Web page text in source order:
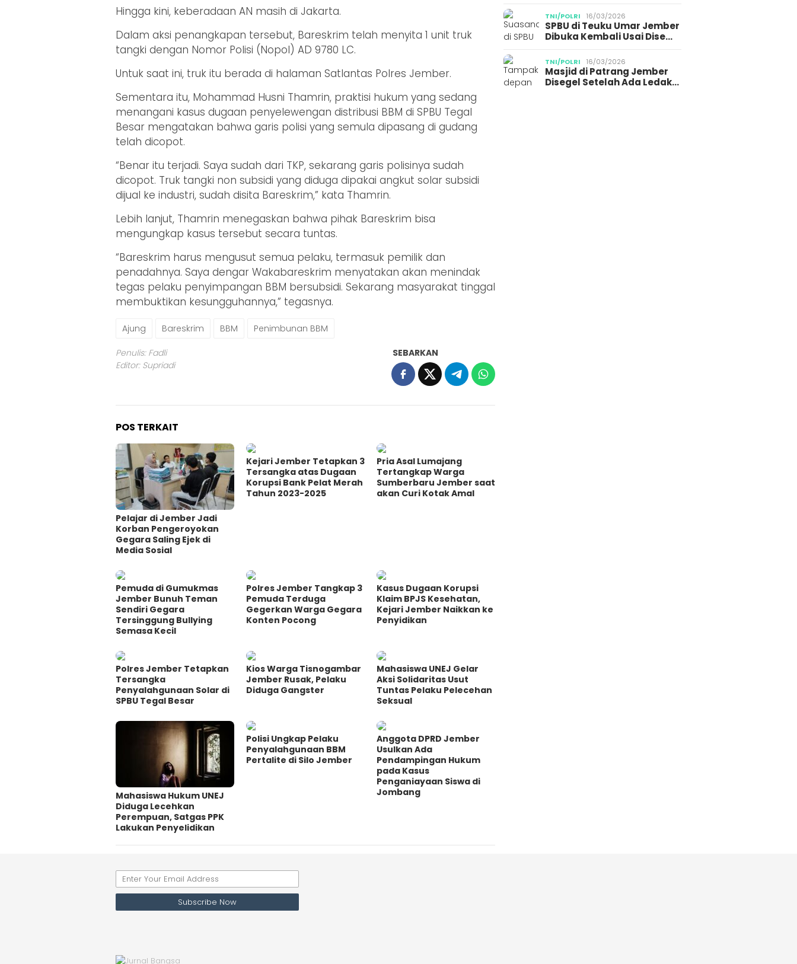
Hingga kini, keberadaan AN masih di Jakarta.
Dalam aksi penangkapan tersebut, Bareskrim telah menyita 1 unit truk
tangki dengan Nomor Polisi (Nopol) AD 9780 LC.
Untuk saat ini, truk itu berada di halaman Satlantas Polres Jember.
Sementara itu, Mohammad Husni Thamrin, praktisi hukum yang sedang
menangani kasus dugaan penyelewengan distribusi BBM di SPBU Tegal
Besar mengatakan bahwa garis polisi yang semula dipasang di gudang
telah dicopot.
“Benar itu terjadi. Saya sudah dari TKP, sekarang garis polisinya sudah
dicopot. Truk tangki non subsidi yang diduga dipakai angkut solar subsidi
dijual ke industri, sudah disita Bareskrim,” kata Thamrin.
Lebih lanjut, Thamrin menegaskan bahwa pihak Bareskrim bisa
mengungkap kasus tersebut secara tuntas.
“Bareskrim harus mengusut semua pelaku, termasuk pemilik dan
penadahnya. Saya dengar Wakabareskrim menyatakan akan menindak
tegas pelaku penyimpangan BBM bersubsidi. Sekarang masyarakat tinggal
membuktikan kesungguhannya,” tegasnya.
Ajung Bareskrim BBM Penimbunan BBM
Penulis: Fadli
Editor: Supriadi
SEBARKAN
POS TERKAIT
Pelajar di Jember Jadi
Korban Pengeroyokan
Gegara Saling Ejek di
Media Sosial
Kejari Jember Tetapkan 3
Tersangka atas Dugaan
Korupsi Bank Pelat Merah
Tahun 2023-2025
Pria Asal Lumajang
Tertangkap Warga
Sumberbaru Jember saat
akan Curi Kotak Amal
Pemuda di Gumukmas
Jember Bunuh Teman
Sendiri Gegara
Tersinggung Bullying
Semasa Kecil
Polres Jember Tangkap 3
Pemuda Terduga
Gegerkan Warga Gegara
Konten Pocong
Kasus Dugaan Korupsi
Klaim BPJS Kesehatan,
Kejari Jember Naikkan ke
Penyidikan
Polres Jember Tetapkan
Tersangka
Penyalahgunaan Solar di
SPBU Tegal Besar
Kios Warga Tisnogambar
Jember Rusak, Pelaku
Diduga Gangster
Mahasiswa UNEJ Gelar
Aksi Solidaritas Usut
Tuntas Pelaku Pelecehan
Seksual
Mahasiswa Hukum UNEJ
Diduga Lecehkan
Perempuan, Satgas PPK
Lakukan Penyelidikan
Polisi Ungkap Pelaku
Penyalahgunaan BBM
Pertalite di Silo Jember
Anggota DPRD Jember
Usulkan Ada
Pendampingan Hukum
pada Kasus
Penganiayaan Siswa di
Jombang
TNI/POLRI 16/03/2026
SPBU di Teuku Umar Jember
Dibuka Kembali Usai Dise…
TNI/POLRI 16/03/2026
Masjid di Patrang Jember
Disegel Setelah Ada Ledak…